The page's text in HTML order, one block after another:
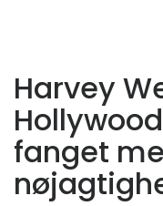
Harvey
fanget